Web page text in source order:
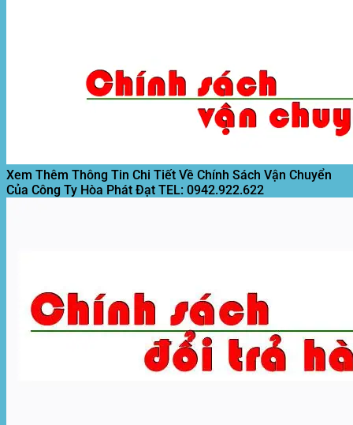
Xem Thêm Thông Tin Chi Tiết Về Chính Sách Vận Chuyển
Của Công Ty Hòa Phát Đạt TEL: 0942.922.622